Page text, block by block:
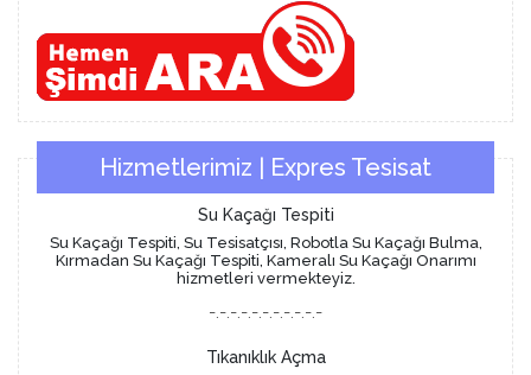
Hizmetlerimiz | Expres Tesisat
Su Kaçağı Tespiti
Su Kaçağı Tespiti, Su Tesisatçısı, Robotla Su Kaçağı Bulma,
Kırmadan Su Kaçağı Tespiti, Kameralı Su Kaçağı Onarımı
hizmetleri vermekteyiz.
-.-.-.-.-.-.-.-.-.-.-
Tıkanıklık Açma